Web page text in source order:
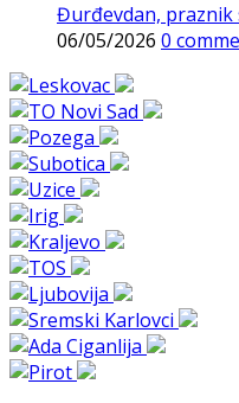
Đurđevdan, praznik
06/05/2026 0